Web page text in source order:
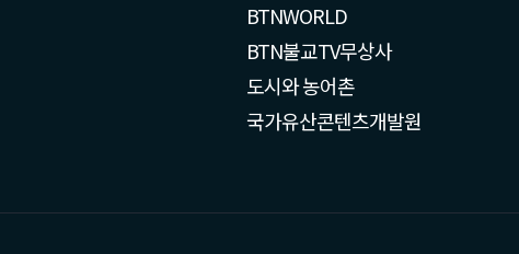
BTNWORLD
BTN불교TV무상사
도시와 농어촌
국가유산콘텐츠개발원